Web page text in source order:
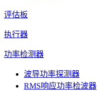
评估板
执行器
功率检测器
波导功率探测器
RMS响应功率检波器